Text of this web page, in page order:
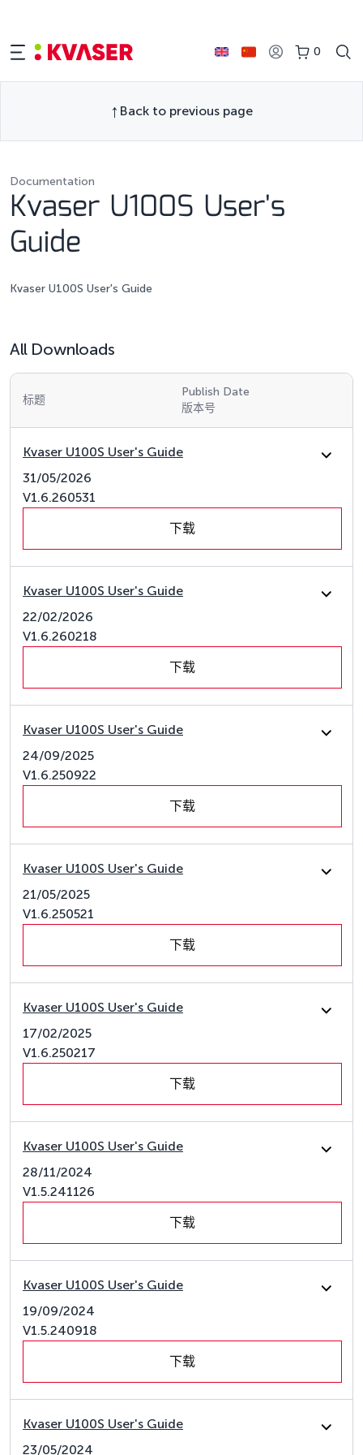
0
Back to previous page
Documentation
Kvaser U100S User's
Guide
Kvaser U100S User's Guide
All Downloads
标题
Publish Date
版本号
Kvaser U100S User's Guide
31/05/2026
V1.6.260531
下载
Kvaser U100S User's Guide
22/02/2026
V1.6.260218
下载
Kvaser U100S User's Guide
24/09/2025
V1.6.250922
下载
Kvaser U100S User's Guide
21/05/2025
V1.6.250521
下载
Kvaser U100S User's Guide
17/02/2025
V1.6.250217
下载
Kvaser U100S User's Guide
28/11/2024
V1.5.241126
下载
Kvaser U100S User's Guide
19/09/2024
V1.5.240918
下载
Kvaser U100S User's Guide
23/05/2024